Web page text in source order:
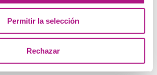
Permitir la selección
Rechazar
come earlier, now there’s nowhere to